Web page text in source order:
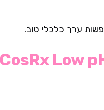
ערך כלכלי טוב.
CosRx Low